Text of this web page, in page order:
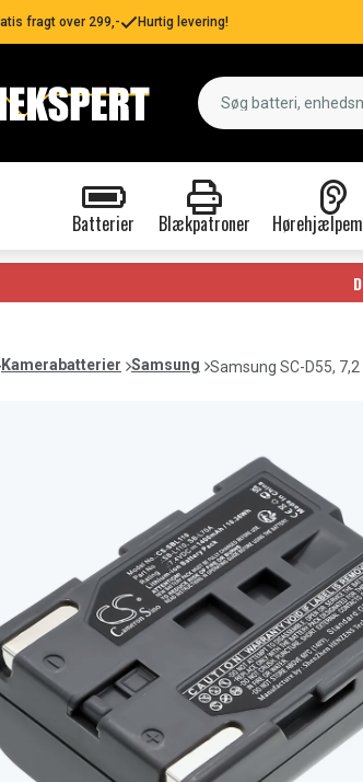
fragt over 299,- Hurtig levering!
Batterier Blækpatroner
Kamerabatterier Samsung Samsung SC-D55,